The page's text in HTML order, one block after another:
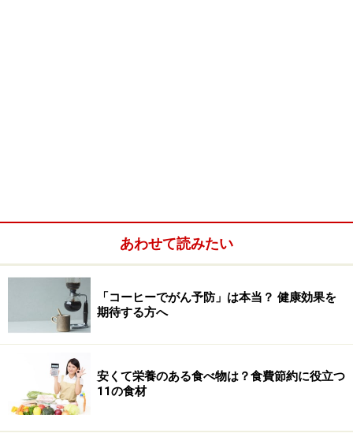
あわせて読みたい
「コーヒーでがん予防」は本当？ 健康効果を
期待する方へ
安くて栄養のある食べ物は？食費節約に役立つ
11の食材